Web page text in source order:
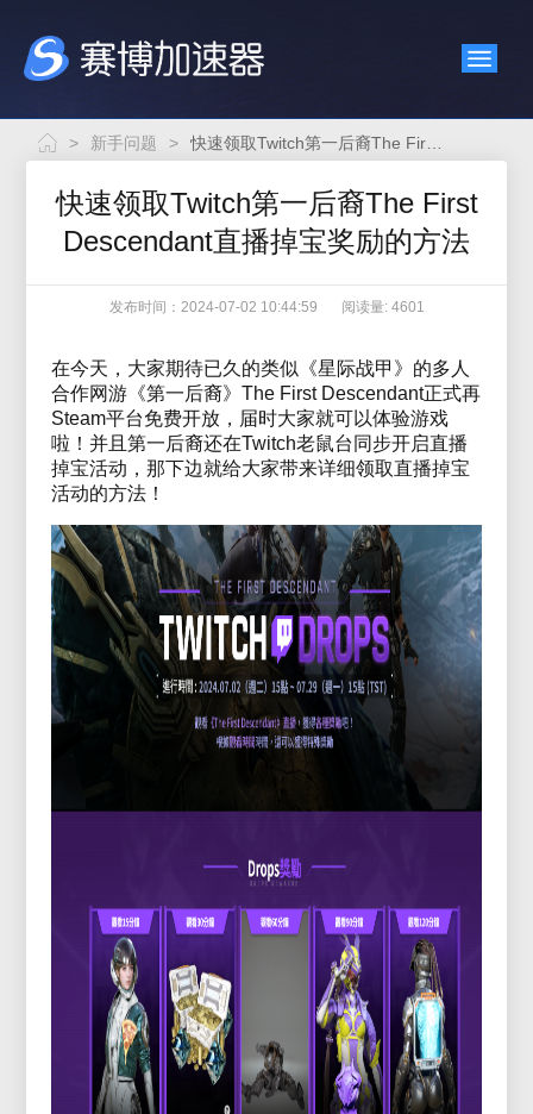
> 新手问题 >
快速领取Twitch第一后裔The First
Descendant直播掉宝奖励的方法
发布时间：2024-07-02 10:44:59 阅读量: 4601
在今天，大家期待已久的类似《星际战甲》的多人
合作网游《第一后裔》The First Descendant正式再
Steam平台免费开放，届时大家就可以体验游戏
啦！并且第一后裔还在Twitch老鼠台同步开启直播
掉宝活动，那下边就给大家带来详细领取直播掉宝
活动的方法！